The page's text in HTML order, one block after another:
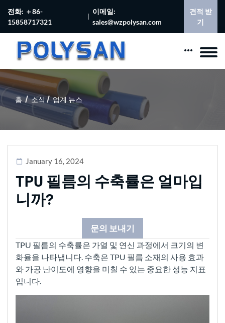
전화: ＋86-
15858717321
이메일:
sales@wzpolysan.com
견적 받
기
홈 소식 업계 뉴스
January 16, 2024
TPU 필름의 수축률은 얼마입
니까?
문의 보내기
TPU 필름의 수축률은 가열 및 연신 과정에서 크기의 변
화율을 나타냅니다. 수축은 TPU 필름 소재의 사용 효과
와 가공 난이도에 영향을 미칠 수 있는 중요한 성능 지표
입니다.